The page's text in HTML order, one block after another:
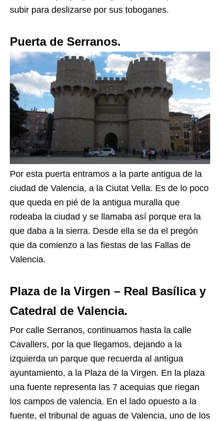
subir para deslizarse por sus toboganes.
Puerta de Serranos.
Por esta puerta entramos a la parte antigua de la
ciudad de Valencia, a la Ciutat Vella. Es de lo poco
que queda en pié de la antigua muralla que
rodeaba la ciudad y se llamaba así porque era la
que daba a la sierra. Desde ella se da el pregón
que da comienzo a las fiestas de las Fallas de
Valencia.
Plaza de la Virgen – Real Basílica y
Catedral de Valencia.
Por calle Serranos, continuamos hasta la calle
Cavallers, por la que llegamos, dejando a la
izquierda un parque que recuerda al antigua
ayuntamiento, a la Plaza de la Virgen. En la plaza
una fuente representa las 7 acequias que riegan
los campos de valencia. En el lado opuesto a la
fuente, el tribunal de aguas de Valencia, uno de los